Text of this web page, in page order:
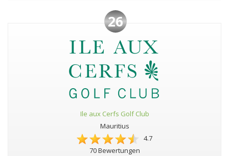
26
Ile aux Cerfs Golf Club
Mauritius
4.7
70 Bewertungen